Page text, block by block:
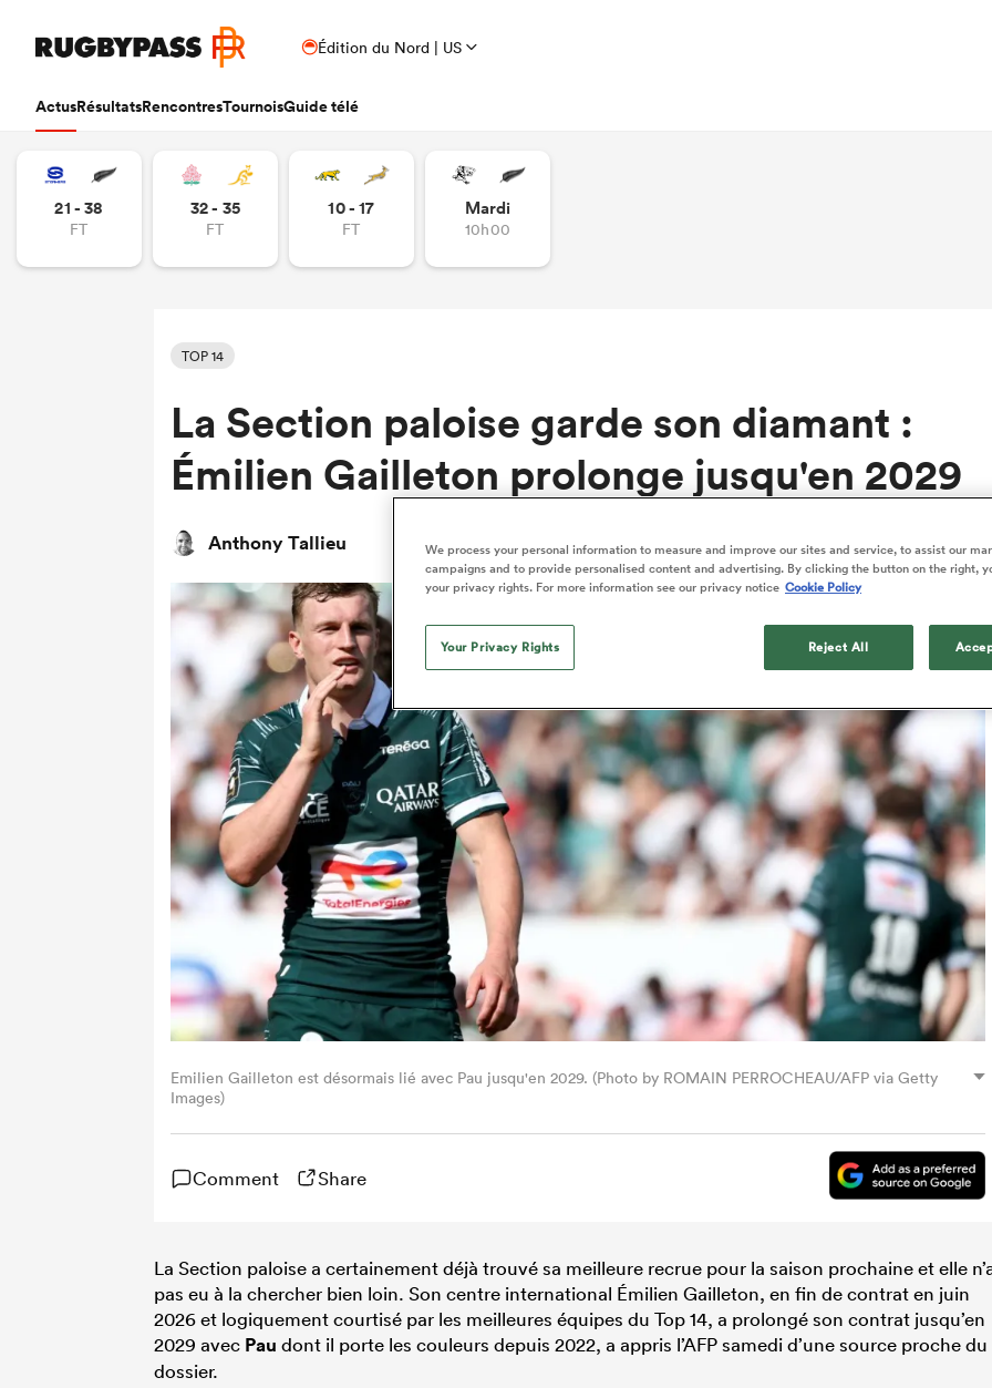
Édition du Nord | US
ActusRésultatsRencontresTournoisGuide télé
21 - 38
FT
32 - 35
FT
10 - 17
FT
Mardi
10h00
TOP 14
La Section paloise garde son diamant :
Émilien Gailleton prolonge jusqu'en 2029
Anthony Tallieu Published: 4 Octobre 2025 06:52 PDT
Emilien Gailleton est désormais lié avec Pau jusqu'en 2029. (Photo by ROMAIN PERROCHEAU/AFP via Getty
Images)
Comment Share
La Section paloise a certainement déjà trouvé sa meilleure recrue pour la saison prochaine et elle
pas eu à la chercher bien loin. Son centre international Émilien Gailleton, en fin de contrat en juin
2026 et logiquement courtisé par les meilleures équipes du Top 14, a prolongé son contrat jusqu’en
2029 avec Pau dont il porte les couleurs depuis 2022, a appris l’AFP samedi d’une source proche du
dossier.
We process your personal information to measure and improve our sites and service, to assist our
campaigns and to provide personalised content and advertising. By clicking the button on the right,
your privacy rights. For more information see our privacy notice Cookie Policy
Your Privacy Rights Reject All